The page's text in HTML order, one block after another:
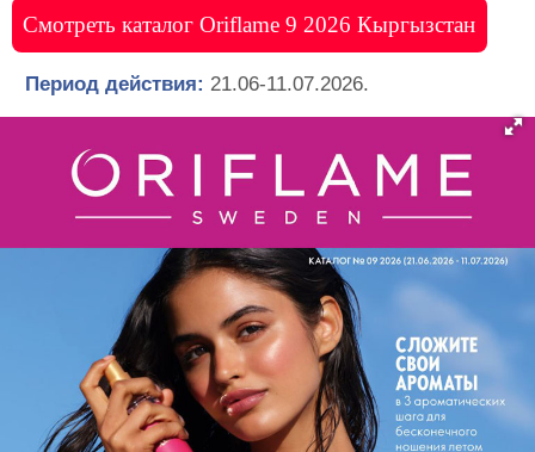
Смотреть каталог Oriflame 9 2026 Кыргызстан
Период действия: 21.06-11.07.2026.